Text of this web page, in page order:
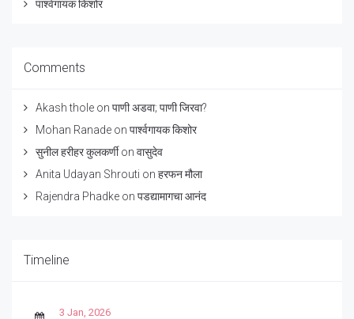
पार्श्वगायक किशोर
Comments
Akash thole on पाणी अडवा; पाणी जिरवा?
Mohan Ranade on पार्श्वगायक किशोर
सुनील हरीहर कुलकर्णीon वासुदेव
Anita Udayan Shrouti on हरफन मौला
Rajendra Phadke on पडद्यामागचा आनंद
Timeline
3 Jan, 2026